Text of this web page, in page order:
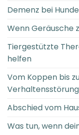
Demenz bei
Wenn Geräusche
Tiergestützte
helfen
Vom Koppen bis
Abschied vom
Was tun, wenn